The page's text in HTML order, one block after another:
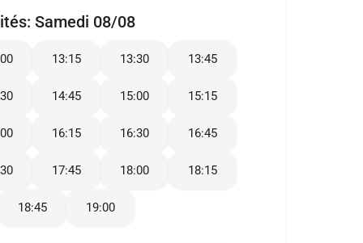
Samedi 08/08
13:15 13:30 13:45
14:45 15:00 15:15
16:15 16:30 16:45
17:45 18:00 18:15
18:45 19:00